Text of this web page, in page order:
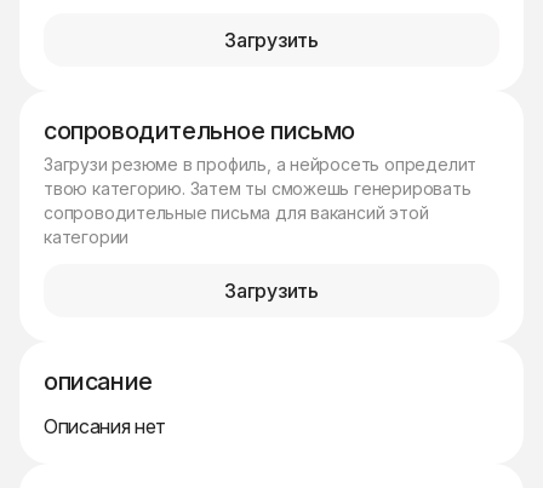
Загрузить
сопроводительное письмо
Загрузи резюме в профиль, а нейросеть определит
твою категорию. Затем ты сможешь генерировать
сопроводительные письма для вакансий этой
категории
Загрузить
описание
Описания нет